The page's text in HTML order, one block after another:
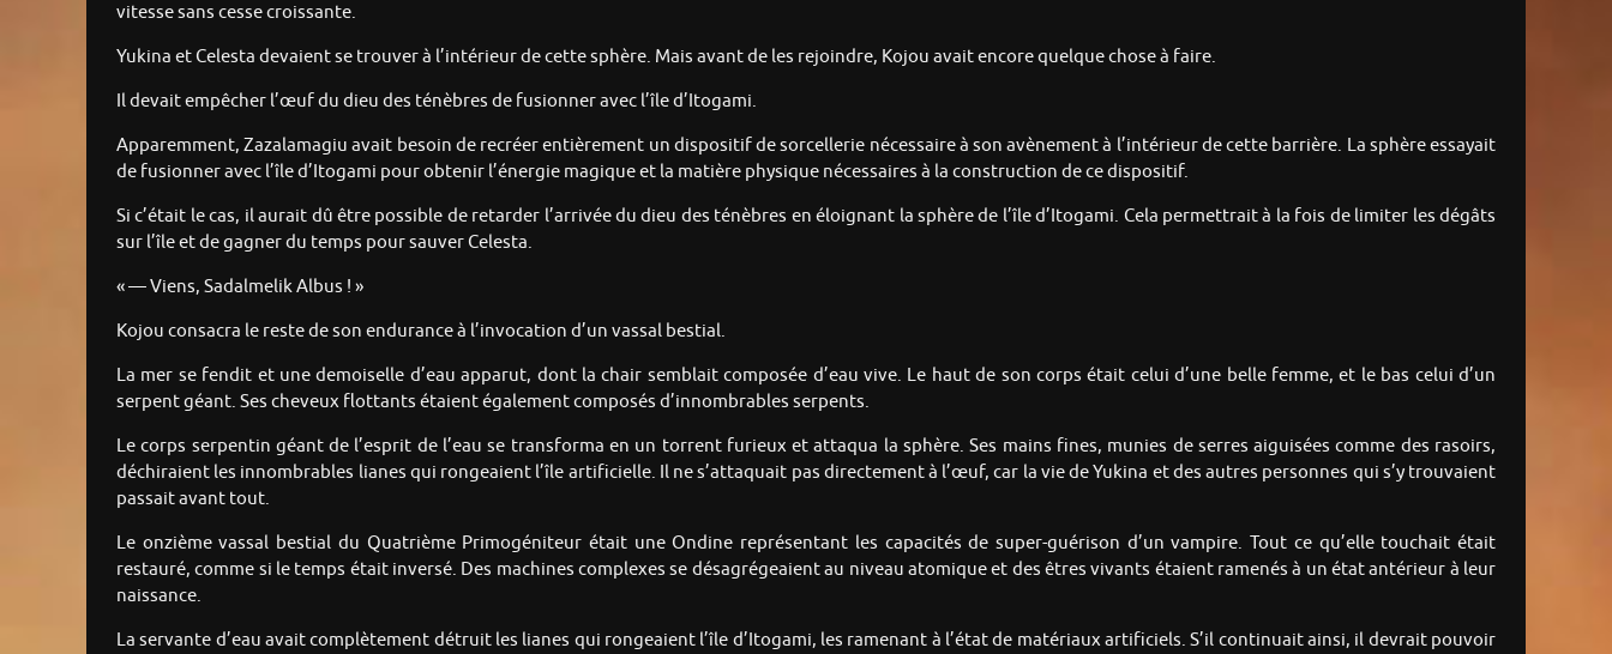
vitesse sans cesse croissante.
Yukina et Celesta devaient se trouver à l’intérieur de cette sphère. Mais avant de les rejoindre, Kojou avait encore quelque chose à faire.
Il devait empêcher l’œuf du dieu des ténèbres de fusionner avec l’île d’Itogami.
Apparemment, Zazalamagiu avait besoin de recréer entièrement un dispositif de sorcellerie nécessaire à son avènement à l’intérieur de cette barrière. La sphère essayait
de fusionner avec l’île d’Itogami pour obtenir l’énergie magique et la matière physique nécessaires à la construction de ce dispositif.
Si c’était le cas, il aurait dû être possible de retarder l’arrivée du dieu des ténèbres en éloignant la sphère de l’île d’Itogami. Cela permettrait à la fois de limiter les dégâts
sur l’île et de gagner du temps pour sauver Celesta.
« — Viens, Sadalmelik Albus ! »
Kojou consacra le reste de son endurance à l’invocation d’un vassal bestial.
La mer se fendit et une demoiselle d’eau apparut, dont la chair semblait composée d’eau vive. Le haut de son corps était celui d’une belle femme, et le bas celui d’un
serpent géant. Ses cheveux flottants étaient également composés d’innombrables serpents.
Le corps serpentin géant de l’esprit de l’eau se transforma en un torrent furieux et attaqua la sphère. Ses mains fines, munies de serres aiguisées comme des rasoirs,
déchiraient les innombrables lianes qui rongeaient l’île artificielle. Il ne s’attaquait pas directement à l’œuf, car la vie de Yukina et des autres personnes qui s’y trouvaient
passait avant tout.
Le onzième vassal bestial du Quatrième Primogéniteur était une Ondine représentant les capacités de super-guérison d’un vampire. Tout ce qu’elle touchait était
restauré, comme si le temps était inversé. Des machines complexes se désagrégeaient au niveau atomique et des êtres vivants étaient ramenés à un état antérieur à leur
naissance.
La servante d’eau avait complètement détruit les lianes qui rongeaient l’île d’Itogami, les ramenant à l’état de matériaux artificiels. S’il continuait ainsi, il devrait pouvoir